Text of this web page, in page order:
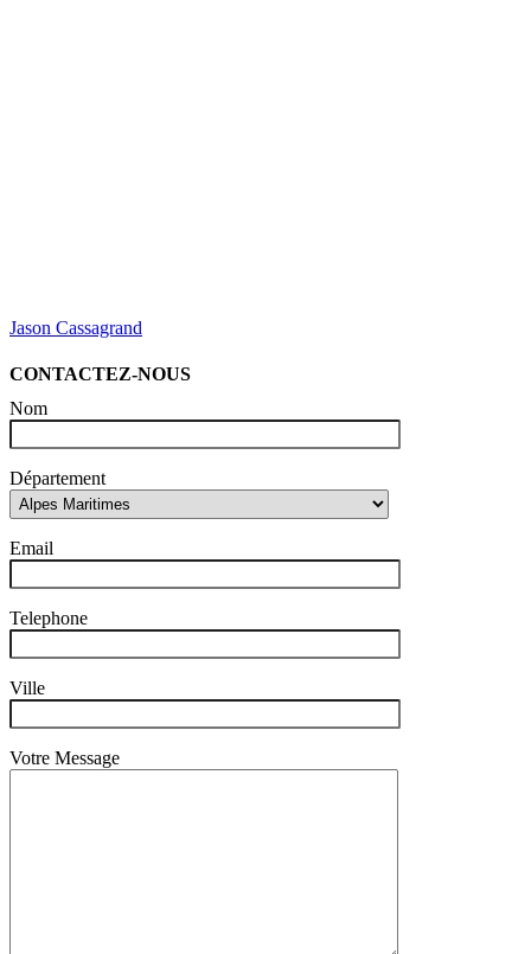
Jason Cassagrand
CONTACTEZ-NOUS
Nom
Département
Email
Telephone
Ville
Votre Message